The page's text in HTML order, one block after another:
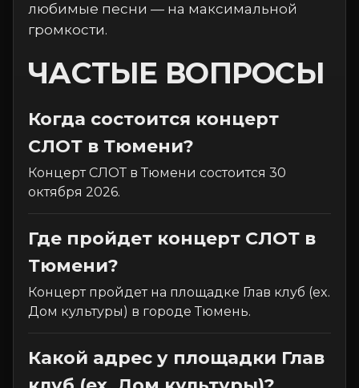
любимые песни — на максимальной
громкости.
ЧАСТЫЕ ВОПРОСЫ
Когда состоится концерт
СЛОТ в Тюмени?
Концерт СЛОТ в Тюмени состоится 30
октября 2026.
Где пройдет концерт СЛОТ в
Тюмени?
Концерт пройдет на площадке Глав клуб (ex.
Дом культуры) в городе Тюмень.
Какой адрес у площадки Глав